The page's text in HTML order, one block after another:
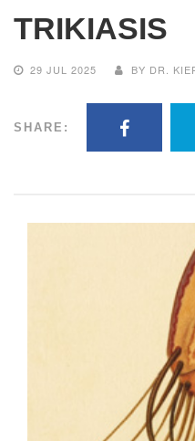
TRIKIASIS
29 JUL 2025 BY DR.
SHARE: